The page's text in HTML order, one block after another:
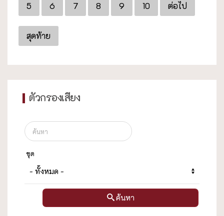
5 6 7 8 9 10 ต่อไป
สุดท้าย
ตัวกรองเสียง
ชุด
ค้นหา